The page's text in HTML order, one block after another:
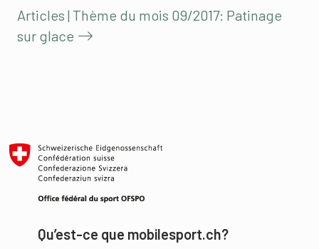
Articles | Thème du mois 09/2017: Patinage
sur glace
Qu’est-ce que mobilesport.ch?